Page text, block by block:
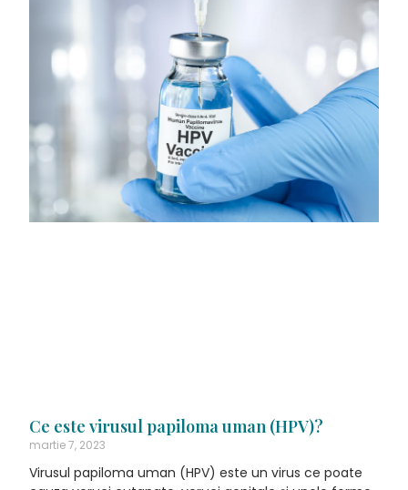
Ce este virusul papiloma uman (HPV)?
martie 7, 2023
Virusul papiloma uman (HPV) este un virus ce poate